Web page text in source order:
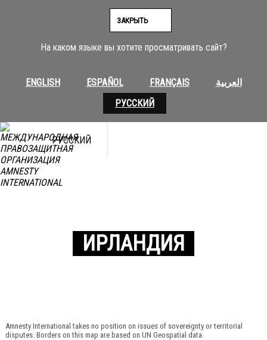
На каком языке вы хотите просматривать сайт?
ENGLISH ESPAÑOL FRANÇAIS
العربية
РУССКИЙ
ЗАКРЫТЬ
РУССКИЙ
ИРЛАНДИЯ
Amnesty International takes no position on issues of sovereignty or territorial
disputes. Borders on this map are based on UN Geospatial data.